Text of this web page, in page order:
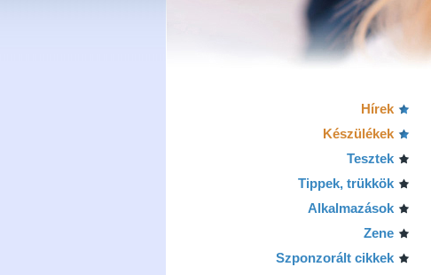
Hírek
Készülékek
Tesztek
Tippek, trükkök
Alkalmazások
Zene
Szponzorált cikkek